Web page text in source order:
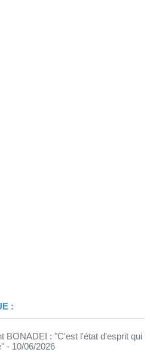
:
BONADEI : "C'est l'état d'esprit qui
- 10/06/2026